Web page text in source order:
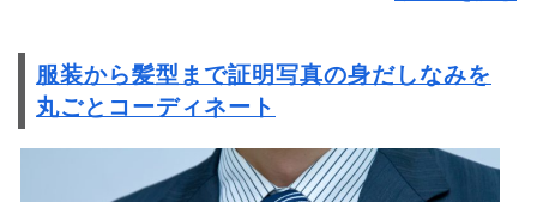
服装から髪型まで証明写真の身だしなみを
丸ごとコーディネート